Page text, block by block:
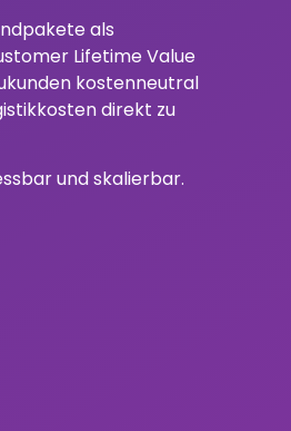
als
Lifetime Value
kostenneutral
direkt zu
und skalierbar.